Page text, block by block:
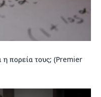
πορεία τους; (Premier